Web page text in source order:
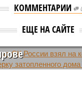
КОММЕНТАРИИ
ЕЩЕ НА САЙТЕ
СК России
проверку
Следственного